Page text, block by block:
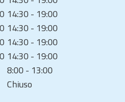
14:30 - 19:00
14:30 - 19:00
14:30 - 19:00
14:30 - 19:00
8:00 - 13:00
Chiuso